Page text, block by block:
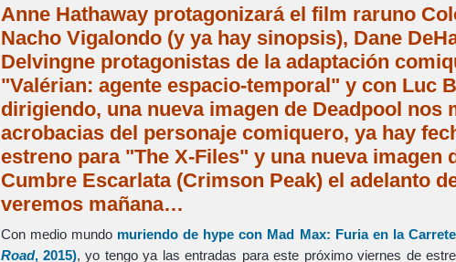
Anne Hathaway protagonizará el film raruno
Nacho Vigalondo (y ya hay sinopsis), Dane
Delvingne protagonistas de la adaptación
"Valérian: agente espacio-temporal" y con Luc
dirigiendo, una nueva imagen de Deadpool nos
acrobacias del personaje comiquero, ya hay
estreno para "The X-Files" y una nueva imagen
Cumbre Escarlata (Crimson Peak) el adelanto
veremos mañana…
Con medio mundo muriendo de hype con Mad Max: Furia en la
Road, 2015), yo tengo ya las entradas para este próximo viernes de